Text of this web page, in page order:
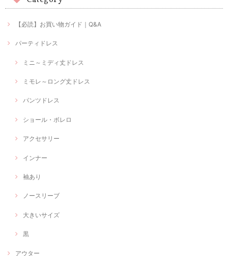
【必読】お買い物ガイド｜Q&A
パーティドレス
ミニ～ミディ丈ドレス
ミモレ～ロング丈ドレス
パンツドレス
ショール・ボレロ
アクセサリー
インナー
袖あり
ノースリーブ
大きいサイズ
黒
アウター